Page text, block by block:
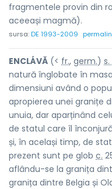
fragmentele provin din
aceeași magmă).
sursa:DE 1993-2009
ENCLÁVĂ (< fr., germ.)
natură înglobate în
dimensiuni având o
apropierea unei granițe
unuia, dar aparținând
de statul care îl
și, în același timp, de
prezent sunt pe glob c.
aflându-se la granița
granița dintre Belgia și